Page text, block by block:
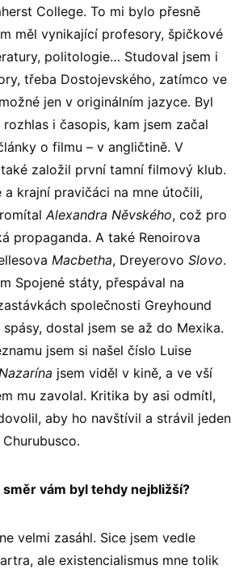
College. To mi bylo přesně
měl vynikající profesory, špičkové
politologie… Studoval jsem i
třeba Dostojevského, zatímco ve
jen v originálním jazyce. Byl
i časopis, kam jsem začal
o filmu – v angličtině. V
založil první tamní filmový klub.
krajní pravičáci na mne útočili,
Alexandra Něvského, což pro
propaganda. A také Renoirova
Macbetha, Dreyerovo Slovo.
Spojené státy, přespával na
společnosti Greyhound
dostal jsem se až do Mexika.
jsem si našel číslo Luise
jsem viděl v kině, a ve vší
mu zavolal. Kritika by asi odmítl,
aby ho navštívil a strávil jeden
vám byl tehdy nejbližší?
velmi zasáhl. Sice jsem vedle
ale existencialismus mne tolik